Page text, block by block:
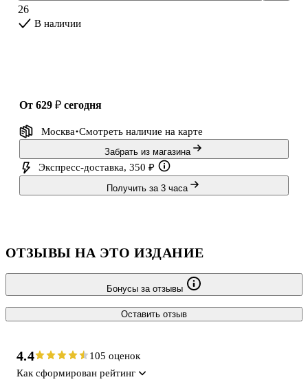
к людям, чтобы запутать, заморочить, а иногда и помочь в
трудно
26
В наличии
от 629 ₽ сегодня
Москва Смотреть наличие на карте
Забрать из магазина
Экспресс-доставка, 350 ₽
Получить за 3 часа
ОТЗЫВЫ НА ЭТО ИЗДАНИЕ
Бонусы за отзывы
Оставить отзыв
4.4
105 оценок
Как сформирован рейтинг